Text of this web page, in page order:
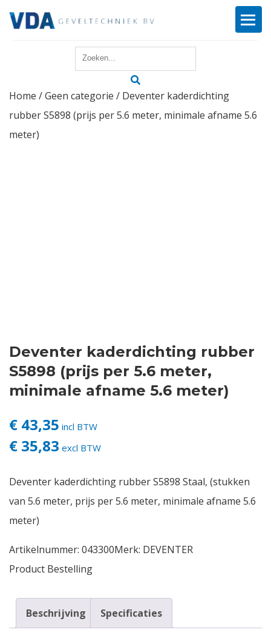
Reparatie
Onderhoud
Vacatures
Home /Geen categorie / Deventer kaderdichting
rubber S5898 (prijs per 5.6 meter, minimale afname 5.6
meter)
Deventer kaderdichting rubber
S5898 (prijs per 5.6 meter,
minimale afname 5.6 meter)
€ 43,35 incl BTW
€ 35,83 excl BTW
Deventer kaderdichting rubber S5898 Staal, (stukken
van 5.6 meter, prijs per 5.6 meter, minimale afname 5.6
meter)
Artikelnummer: 043300Merk: DEVENTER
Product Bestelling
Beschrijving Specificaties